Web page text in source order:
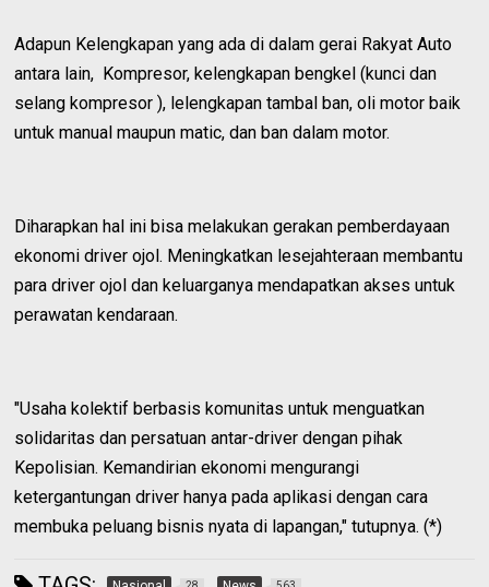
Adapun Kelengkapan yang ada di dalam gerai Rakyat Auto
antara lain, Kompresor, kelengkapan bengkel (kunci dan
selang kompresor ), lelengkapan tambal ban, oli motor baik
untuk manual maupun matic, dan ban dalam motor.
Diharapkan hal ini bisa melakukan gerakan pemberdayaan
ekonomi driver ojol. Meningkatkan lesejahteraan membantu
para driver ojol dan keluarganya mendapatkan akses untuk
perawatan kendaraan.
"Usaha kolektif berbasis komunitas untuk menguatkan
solidaritas dan persatuan antar-driver dengan pihak
Kepolisian. Kemandirian ekonomi mengurangi
ketergantungan driver hanya pada aplikasi dengan cara
membuka peluang bisnis nyata di lapangan," tutupnya. (*)